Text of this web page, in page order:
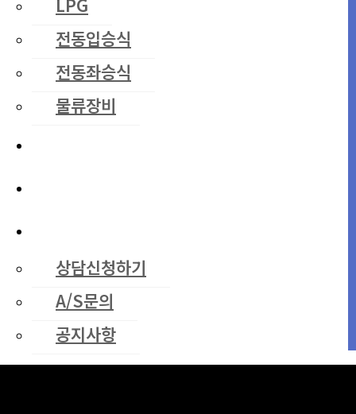
LPG
전동입승식
전동좌승식
물류장비
상담신청하기
A/S문의
공지사항